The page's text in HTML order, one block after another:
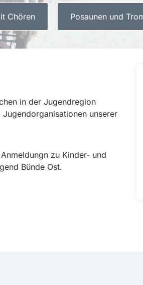
Chören Posaunen und
in der Jugendregion
unserer
zu Kinder- und
Bünde Ost.